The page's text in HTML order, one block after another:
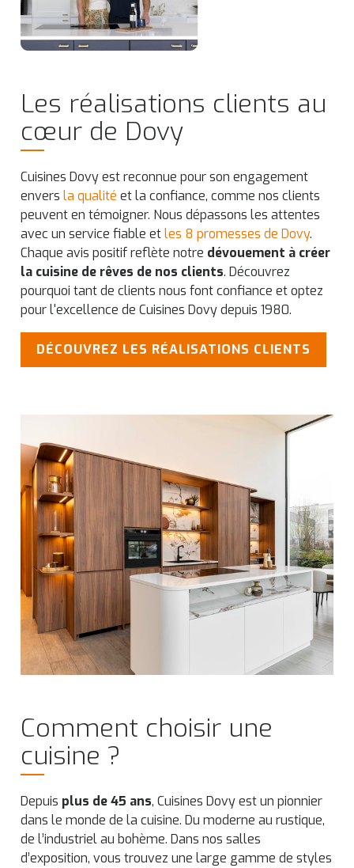
Les réalisations clients au
cœur de Dovy
Cuisines Dovy est reconnue pour son engagement
enversla qualité et la confiance, comme nos clients
peuvent en témoigner. Nous dépassons les attentes
avec un service fiable etles 8 promesses de Dovy.
Chaque avis positif reflète notre dévouement à créer
la cuisine de rêves de nos clients. Découvrez
pourquoi tant de clients nous font confiance et optez
pour l'excellence de Cuisines Dovy depuis 1980.
DÉCOUVREZ LES RÉALISATIONS CLIENTS
Comment choisir une
cuisine ?
Depuis plus de 45 ans, Cuisines Dovy est un pionnier
dans le monde de la cuisine. Du moderne au rustique,
de l’industriel au bohème. Dans nos salles
d’exposition, vous trouvez une large gamme de styles